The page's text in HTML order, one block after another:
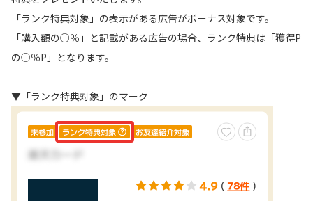
特集一覧
GMOポイ活の使い方
ヘルプセンター
「ランク特典対象」の表示がある広告がボーナス対象です。
「購入額の○％」と記載がある広告の場合、ランク特典は「獲得P
の○％P」となります。
▼「ランク特典対象」のマーク